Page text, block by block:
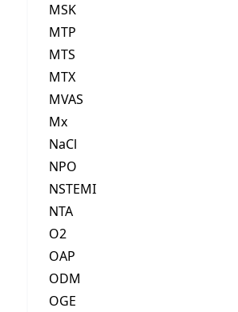
MSK
MTP
MTS
MTX
MVAS
Mx
NaCl
NPO
NSTEMI
NTA
O2
OAP
ODM
OGE